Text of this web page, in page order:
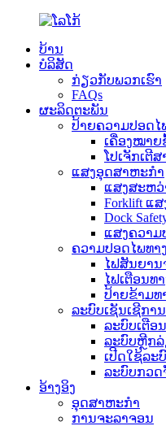
ບ້ານ
ບໍລິສັດ
ກ່ຽວ​ກັບ​ພວກ​ເຮົາ
FAQs
ຜະລິດຕະພັນ
ປ້າຍຄວາມປອດໄ
ເຄື່ອງໝາ
ໂປເຈັກເຕີ
ແສງອຸດສາຫະກໍາ
ແສງສະຫວ່
Forklift ແ
Dock
ແສງຄວາ
ຄວາມປອດໄພທ
ໄຟສັນຍານ
ໄຟເຕືອນທ
ປ້າຍຂ້າມທ
ລະບົບເຊັນເຊີກາ
ລະບົບເຕືອ
ລະບົບຫຼີກ
ເປີດໃຊ້ລະ
ລະບົບກວດ
ອ້າງອິງ
ອຸດສາຫະກໍາ
ການຈະລາຈອນ